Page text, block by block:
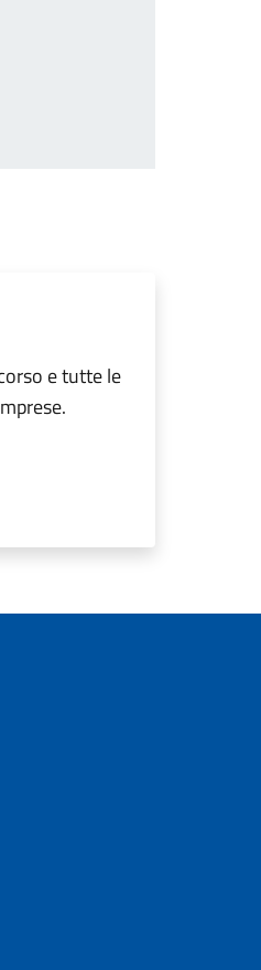
e tutte le